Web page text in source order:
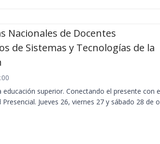
Nacionales de Docentes
de Sistemas y Tecnologías de la
educación superior. Conectando el presente con
Jueves 26, viernes 27 y sábado 28 de